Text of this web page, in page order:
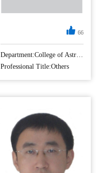
66
Department:College of Astronautics
Professional Title:Others